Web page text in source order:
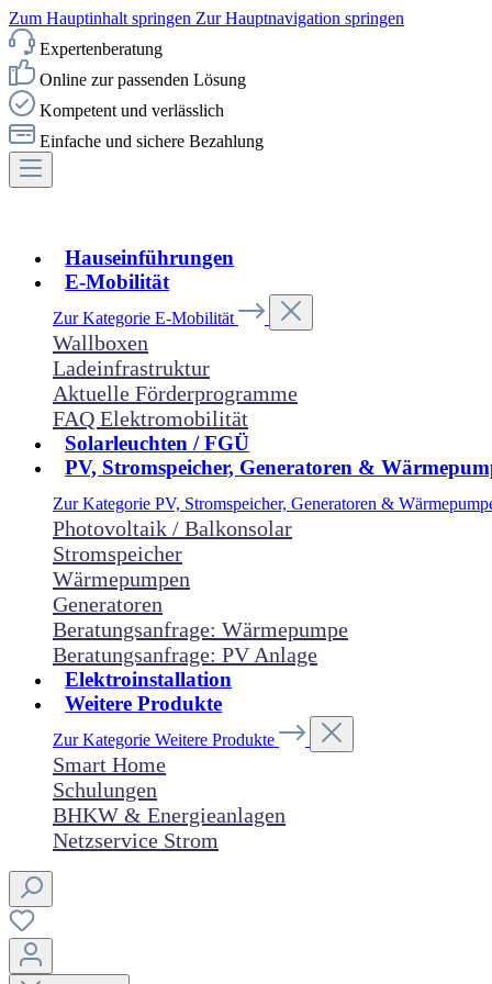
Zum Hauptinhalt springen Zur Hauptnavigation springen
Expertenberatung
Online zur passenden Lösung
Kompetent und verlässlich
Einfache und sichere Bezahlung
Hauseinführungen
E-Mobilität
Zur Kategorie E-Mobilität
Wallboxen
Ladeinfrastruktur
Aktuelle Förderprogramme
FAQ Elektromobilität
Solarleuchten / FGÜ
PV, Stromspeicher, Generatoren &
Zur Kategorie PV, Stromspeicher, Generatoren &
Photovoltaik / Balkonsolar
Stromspeicher
Wärmepumpen
Generatoren
Beratungsanfrage: Wärmepumpe
Beratungsanfrage: PV Anlage
Elektroinstallation
Weitere Produkte
Zur Kategorie Weitere Produkte
Smart Home
Schulungen
BHKW & Energieanlagen
Netzservice Strom